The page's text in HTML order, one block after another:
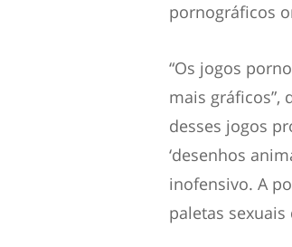
pornográficos
“Os jogos
mais gráficos”,
desses jogos
‘desenhos
inofensivo. A
paletas